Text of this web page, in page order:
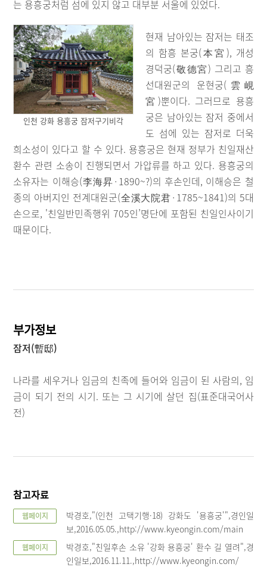
는 용흥궁처럼 섬에 있지 않고 대부분 서울에 있었다.
인천 강화 용흥궁 잠저구기비각
현재 남아있는 잠저는 태조
의 함흥 본궁(本宮), 개성
경덕궁(敬德宮) 그리고 흥
선대원군의 운현궁(雲峴
宮)뿐이다. 그러므로 용흥
궁은 남아있는 잠저 중에서
도 섬에 있는 잠저로 더욱
희소성이 있다고 할 수 있다. 용흥궁은 현재 정부가 친일재산
환수 관련 소송이 진행되면서 가압류를 하고 있다. 용흥궁의
소유자는 이해승(李海昇·1890~?)의 후손인데, 이해승은 철
종의 아버지인 전계대원군(全溪大院君·1785~1841)의 5대
손으로, '친일반민족행위 705인’명단에 포함된 친일인사이기
때문이다.
부가정보
잠저(暫邸)
나라를 세우거나 임금의 친족에 들어와 임금이 된 사람의, 임
금이 되기 전의 시기. 또는 그 시기에 살던 집(표준대국어사
전)
참고자료
웹페이지
박경호,"(인천 고택기행·18) 강화도 '용흥궁'",경인일
보,2016.05.05.,http://www.kyeongin.com/main
웹페이지
박경호,"친일후손 소유 '강화 용흥궁' 환수 길 열려",경
인일보,2016.11.11.,http://www.kyeongin.com/